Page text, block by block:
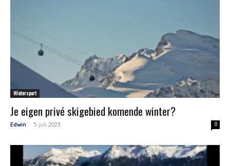
Wintersport
Je eigen privé skigebied komende winter?
Edwin - 5 juli 2023 0